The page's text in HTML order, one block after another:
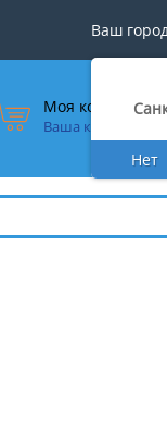
Ваш
Нет
Моя корзина
Ваша корзина